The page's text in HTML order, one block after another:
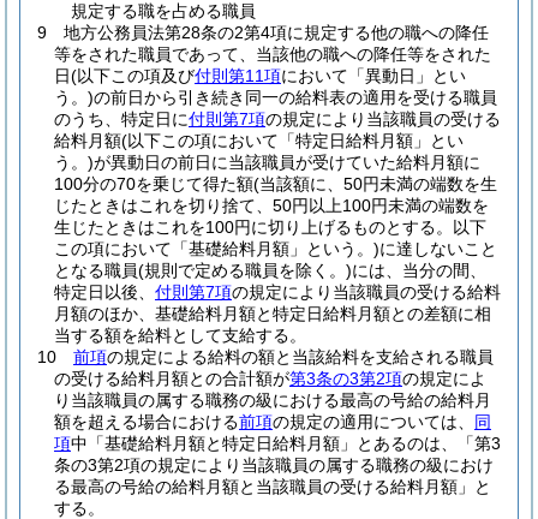
規定する職を占める職員
9
地方公務員法第28条の2第4項に規定する他の職への降任
等をされた職員であって、当該他の職への降任等をされた
日(以下この項及び付則第11項において「異動日」とい
う。)の前日から引き続き同一の給料表の適用を受ける職員
のうち、特定日に付則第7項の規定により当該職員の受ける
給料月額(以下この項において「特定日給料月額」とい
う。)が異動日の前日に当該職員が受けていた給料月額に
100分の70を乗じて得た額(当該額に、50円未満の端数を生
じたときはこれを切り捨て、50円以上100円未満の端数を
生じたときはこれを100円に切り上げるものとする。以下
この項において「基礎給料月額」という。)に達しないこと
となる職員(規則で定める職員を除く。)には、当分の間、
特定日以後、 付則第7項の規定により当該職員の受ける給料
月額のほか、基礎給料月額と特定日給料月額との差額に相
当する額を給料として支給する。
10
前項の規定による給料の額と当該給料を支給される職員
の受ける給料月額との合計額が第3条の3第2項の規定によ
り当該職員の属する職務の級における最高の号給の給料月
額を超える場合における前項の規定の適用については、 同
項中「基礎給料月額と特定日給料月額」とあるのは、「第3
条の3第2項の規定により当該職員の属する職務の級におけ
る最高の号給の給料月額と当該職員の受ける給料月額」と
する。